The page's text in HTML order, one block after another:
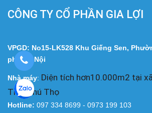
CÔNG TY CỔ PHẦN GIA LỢI
VPGD: No15-LK528 Khu Giếng Sen,
phố Hà Nội
Nhà máy: Diện tích hơn10.000m2 tại
Tỉnh Phú Thọ
Hotline: 097 334 8699 - 0973 199 103